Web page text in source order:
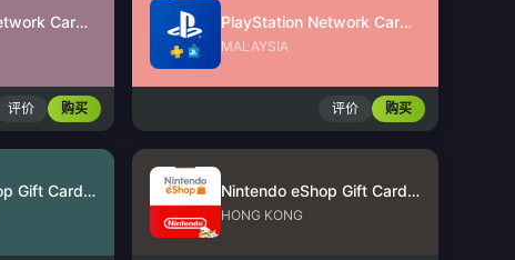
PlayStation Network Card (SG)
评价 购买
PlayStation Network Card (MY)
MALAYSIA
评价 购买
Nintendo eShop Gift Card (US) Nintendo eShop Gift Card (HK)
HONG KONG